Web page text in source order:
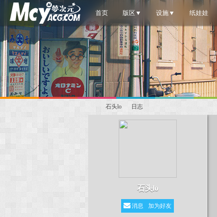
首页 版区▼ 设施▼ 纸娃娃
石头lo 日志
石头lo
消息 加为好友